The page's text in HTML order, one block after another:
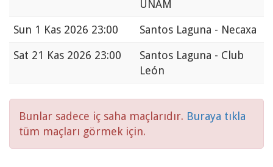
UNAM
Sun 1 Kas 2026 23:00
Santos Laguna - Necaxa
Sat 21 Kas 2026 23:00
Santos Laguna - Club
León
Bunlar sadece iç saha maçlarıdır. Buraya tıkla
tüm maçları görmek için.